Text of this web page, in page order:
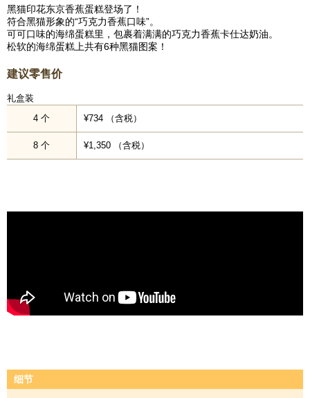
黑猫印花东京香蕉蛋糕登场了！
符合黑猫形象的“巧克力香蕉口味”。
可可口味的海绵蛋糕里，包裹着满满的巧克力香蕉卡仕达奶油。
松软的海绵蛋糕上共有6种黑猫图案！
建议零售价
礼盒装
4 个
¥734 （含税）
8 个 ¥1,350 （含税）
细节